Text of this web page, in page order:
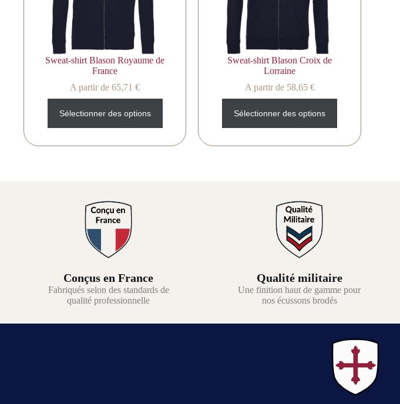
Sweat-shirt Blason Royaume de
France
A partir de 65,71€
Sélectionner des options
Sweat-shirt Blason Croix de
Lorraine
A partir de 58,65 €
Sélectionner des options
Conçus en France
Fabriqués selon des standards de
qualité professionnelle
Qualité militaire
Une finition haut de gamme pour
nos écussons brodés